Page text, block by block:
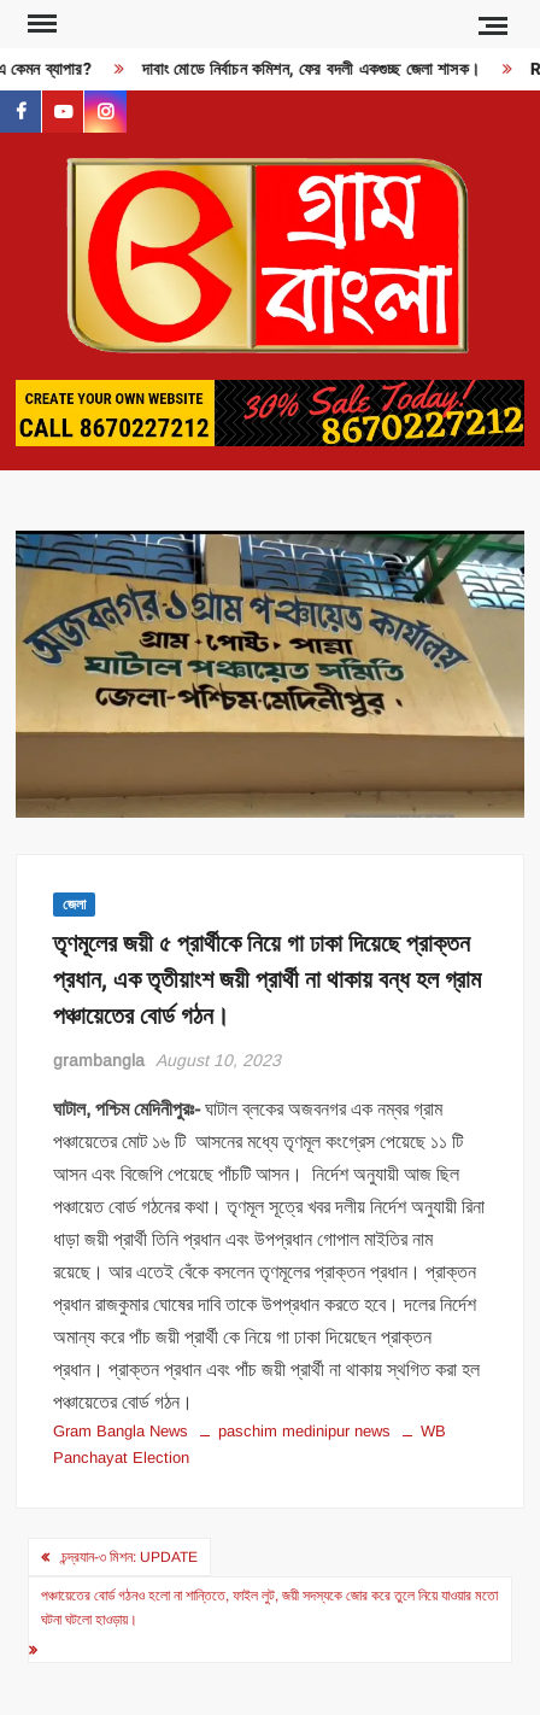
Skip
content
ব্যাপার? দাবাং মোডে নির্বাচন কমিশন, ফের বদলী একগুচ্ছ জেলা শাসক।
facebook
youtubeinstagram
জেলা
তৃণমূলের জয়ী ৫ প্রার্থীকে নিয়ে গা ঢাকা দিয়েছে প্রাক্তন
প্রধান, এক তৃতীয়াংশ জয়ী প্রার্থী না থাকায় বন্ধ হল গ্রাম
পঞ্চায়েতের বোর্ড গঠন।
grambangla August 10, 2023
ঘাটাল, পশ্চিম মেদিনীপুরঃ-ঘাটাল ব্লকের অজবনগর এক নম্বর গ্রাম
পঞ্চায়েতের মোট ১৬ টি আসনের মধ্যে তৃণমূল কংগ্রেস পেয়েছে ১১ টি
আসন এবং বিজেপি পেয়েছে পাঁচটি আসন। নির্দেশ অনুযায়ী আজ ছিল
পঞ্চায়েত বোর্ড গঠনের কথা। তৃণমূল সূত্রে খবর দলীয় নির্দেশ অনুযায়ী রিনা
ধাড়া জয়ী প্রার্থী তিনি প্রধান এবং উপপ্রধান গোপাল মাইতির নাম
রয়েছে। আর এতেই বেঁকে বসলেন তৃণমূলের প্রাক্তন প্রধান। প্রাক্তন
প্রধান রাজকুমার ঘোষের দাবি তাকে উপপ্রধান করতে হবে। দলের নির্দেশ
অমান্য করে পাঁচ জয়ী প্রার্থী কে নিয়ে গা ঢাকা দিয়েছেন প্রাক্তন
প্রধান। প্রাক্তন প্রধান এবং পাঁচ জয়ী প্রার্থী না থাকায় স্থগিত করা হল
পঞ্চায়েতের বোর্ড গঠন।
Gram Bangla News paschim medinipur news
WB
Panchayat Election
Post
navigation
চন্দ্রযান-৩ মিশন: UPDATE
পঞ্চায়েতের বোর্ড গঠনও হলো না শান্তিতে, ফাইল লুট, জয়ী সদস্যকে জোর করে তুলে নিয়ে যাওয়ার মতো
ঘটনা ঘটলো হাওড়ায়।